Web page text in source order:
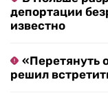
депортации
известно
«Перетянуть
решил